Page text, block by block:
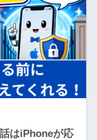
はiPhoneが応